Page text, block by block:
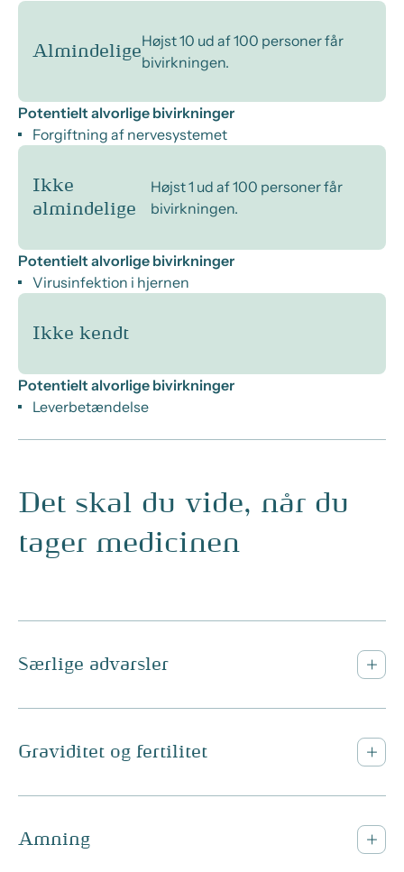
Almindelige
Højst 10 ud af 100 personer får
bivirkningen.
Potentielt alvorlige bivirkninger
Forgiftning af nervesystemet
Ikke
almindelige
Højst 1 ud af 100 personer får
bivirkningen.
Potentielt alvorlige bivirkninger
Virusinfektion i hjernen
Ikke kendt
Potentielt alvorlige bivirkninger
Leverbetændelse
Det skal du vide, når du
tager medicinen
Særlige advarsler
Graviditet og fertilitet
Amning